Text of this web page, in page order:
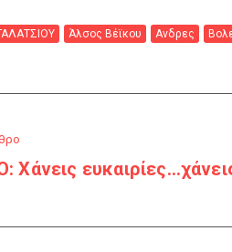
Άλσος Βέϊκου Ανδρες